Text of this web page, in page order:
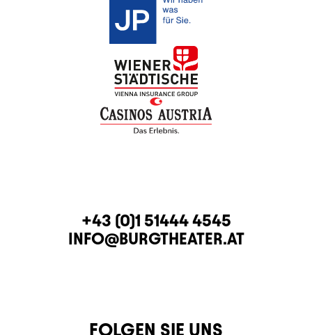
KONTAKTTELEFON
+43 (0)1 51444 4545
E-MAIL
INFO@BURGTHEATER.AT
FOLGEN SIE UNS